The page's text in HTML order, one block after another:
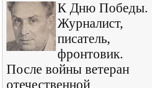
К Дню Победы.
Журналист,
писатель,
фронтовик.
После войны ветеран
отечественной